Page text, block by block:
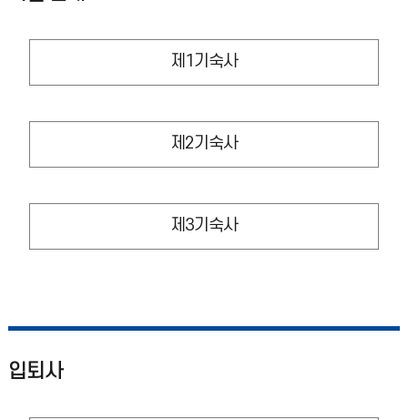
제1기숙사
제2기숙사
제3기숙사
입퇴사